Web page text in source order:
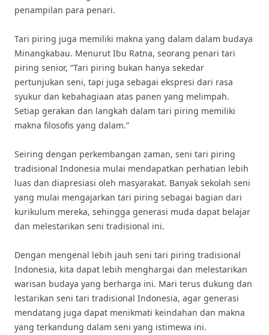
penampilan para penari.
Tari piring juga memiliki makna yang dalam dalam budaya
Minangkabau. Menurut Ibu Ratna, seorang penari tari
piring senior, “Tari piring bukan hanya sekedar
pertunjukan seni, tapi juga sebagai ekspresi dari rasa
syukur dan kebahagiaan atas panen yang melimpah.
Setiap gerakan dan langkah dalam tari piring memiliki
makna filosofis yang dalam.”
Seiring dengan perkembangan zaman, seni tari piring
tradisional Indonesia mulai mendapatkan perhatian lebih
luas dan diapresiasi oleh masyarakat. Banyak sekolah seni
yang mulai mengajarkan tari piring sebagai bagian dari
kurikulum mereka, sehingga generasi muda dapat belajar
dan melestarikan seni tradisional ini.
Dengan mengenal lebih jauh seni tari piring tradisional
Indonesia, kita dapat lebih menghargai dan melestarikan
warisan budaya yang berharga ini. Mari terus dukung dan
lestarikan seni tari tradisional Indonesia, agar generasi
mendatang juga dapat menikmati keindahan dan makna
yang terkandung dalam seni yang istimewa ini.